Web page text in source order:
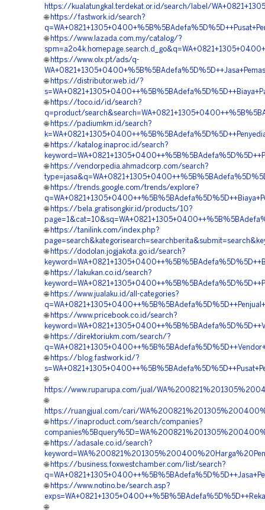
https://kualatungkal.terdekat.or.id/search/label/
🌐 https://fastwork.id/search?
🌐 https://www.lazada.com.my/catalog/?
🌐 https://www.olx.pt/ads/q-
🌐 https://distributor.web.id/?
🌐 https://toco.id/id/search?
q=product/
🌐 https://padiumkm.id/search?
🌐 https://katalog.inaproc.id/search?
🌐 https://vendorpedia.ahmadcorp.com/search?
🌐 https://trends.google.com/trends/explore?
🌐 https://bela.gratisongkir.id/products/10?
🌐 https://tanilink.com/index.php?
🌐 https://dodolan.jogjakota.go.id/search?
🌐 https://lakukan.co.id/search?
🌐 https://www.jualaku.id/all-categories?
🌐 https://www.pricebook.co.id/search?
🌐 https://direktoriukm.com/search/?
🌐 https://blog.fastwork.id/?
🌐
https://www.ruparupa.com/jual/
🌐
https://ruangjual.com/cari/
🌐 https://inaproduct.com/search/companies?
🌐 https://adasale.co.id/search?
🌐 https://business.foxwestchamber.com/list/search?
🌐 https://www.notino.be/search.asp?
🌐